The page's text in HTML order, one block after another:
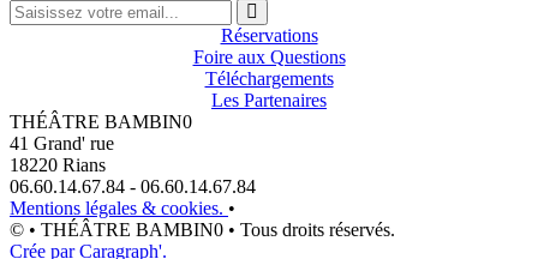
Réservations
Foire aux Questions
Téléchargements
Les Partenaires
THÉÂTRE BAMBIN0
41 Grand' rue
18220 Rians
06.60.14.67.84 - 06.60.14.67.84
Mentions légales & cookies. •
© • THÉÂTRE BAMBIN0 • Tous droits réservés.
Crée par Caragraph'.